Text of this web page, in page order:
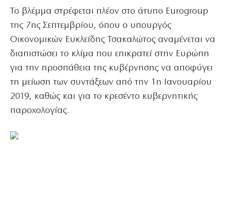
Το βλέμμα στρέφεται πλέον στο άτυπο Eurogroup
της 7ης Σεπτεμβρίου, όπου ο υπουργός
Οικονομικών Ευκλείδης Τσακαλώτος αναμένεται να
διαπιστώσει το κλίμα που επικρατεί στην Ευρώπη
για την προσπάθεια της κυβέρνησης να αποφύγει
τη μείωση των συντάξεων από την 1η Ιανουαρίου
2019, καθώς και για το κρεσέντο κυβερνητικής
παροχολογίας.